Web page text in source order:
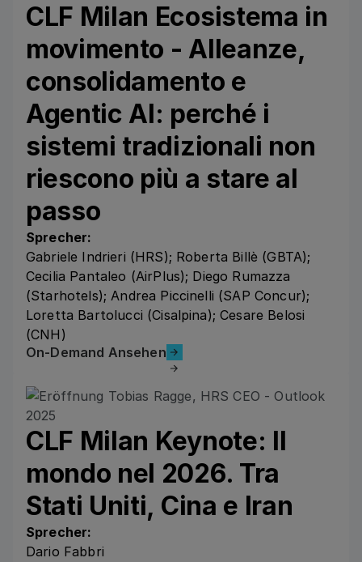
CLF Milan Ecosistema in
movimento - Alleanze,
consolidamento e
Agentic AI: perché i
sistemi tradizionali non
riescono più a stare al
passo
Sprecher:
Gabriele Indrieri (HRS); Roberta Billè (GBTA);
Cecilia Pantaleo (AirPlus); Diego Rumazza
(Starhotels); Andrea Piccinelli (SAP Concur);
Loretta Bartolucci (Cisalpina); Cesare Belosi
(CNH)
On-Demand Ansehen
On-Demand Ansehen
CLF Milan Keynote: Il
mondo nel 2026. Tra
Stati Uniti, Cina e Iran
Sprecher:
Dario Fabbri